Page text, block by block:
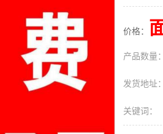
价格：
产品数量：
发货地址：
关键词：